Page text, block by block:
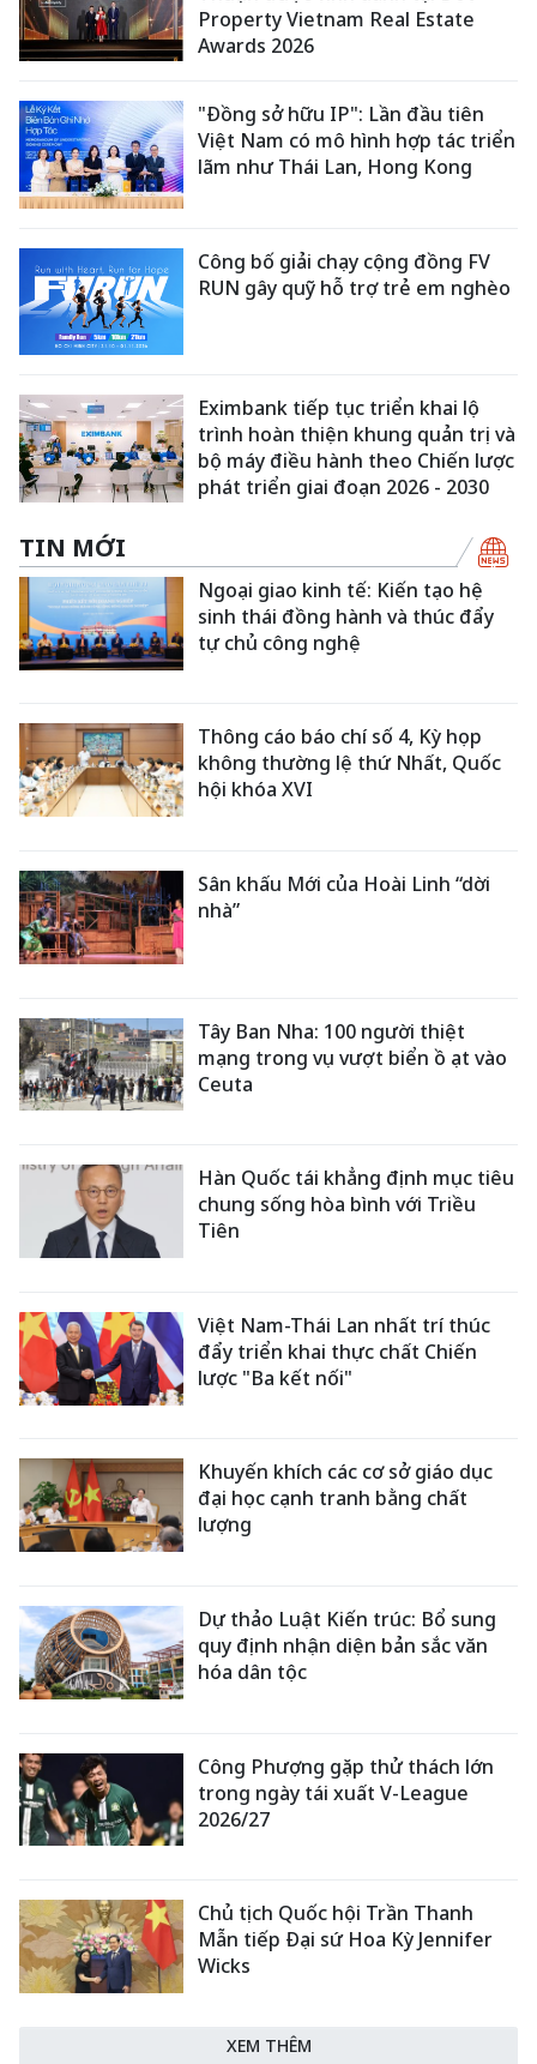
Property Vietnam Real Estate
Awards 2026
"Đồng sở hữu IP": Lần đầu tiên
Việt Nam có mô hình hợp tác triển
lãm như Thái Lan, Hong Kong
Công bố giải chạy cộng đồng FV
RUN gây quỹ hỗ trợ trẻ em nghèo
Eximbank tiếp tục triển khai lộ
trình hoàn thiện khung quản trị và
bộ máy điều hành theo Chiến lược
phát triển giai đoạn 2026 - 2030
TIN MỚI
Ngoại giao kinh tế: Kiến tạo hệ
sinh thái đồng hành và thúc đẩy
tự chủ công nghệ
Thông cáo báo chí số 4, Kỳ họp
không thường lệ thứ Nhất, Quốc
hội khóa XVI
Sân khấu Mới của Hoài Linh “dời
nhà”
Tây Ban Nha: 100 người thiệt
mạng trong vụ vượt biển ồ ạt vào
Ceuta
Hàn Quốc tái khẳng định mục tiêu
chung sống hòa bình với Triều
Tiên
Việt Nam-Thái Lan nhất trí thúc
đẩy triển khai thực chất Chiến
lược "Ba kết nối"
Khuyến khích các cơ sở giáo dục
đại học cạnh tranh bằng chất
lượng
Dự thảo Luật Kiến trúc: Bổ sung
quy định nhận diện bản sắc văn
hóa dân tộc
Công Phượng gặp thử thách lớn
trong ngày tái xuất V-League
2026/27
Chủ tịch Quốc hội Trần Thanh
Mẫn tiếp Đại sứ Hoa Kỳ Jennifer
Wicks
XEM THÊM